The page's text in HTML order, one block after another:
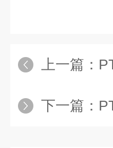
上一篇：
下一篇：